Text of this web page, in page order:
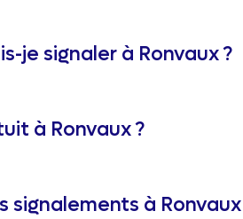
je signaler à Ronvaux ?
à Ronvaux ?
signalements à Ronvaux